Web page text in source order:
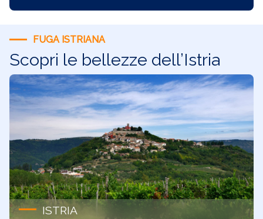
FUGA ISTRIANA
Scopri le bellezze dell’Istria
ISTRIA